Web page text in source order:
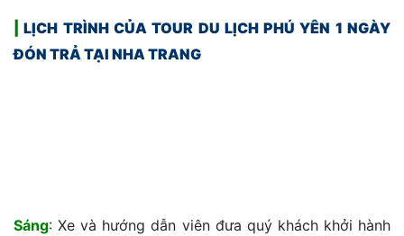
LỊCH TRÌNH CỦA TOUR DU LỊCH PHÚ YÊN 1 NGÀY
ĐÓN TRẢ TẠI NHA TRANG
Sáng: Xe và hướng dẫn viên đưa quý khách khởi hành